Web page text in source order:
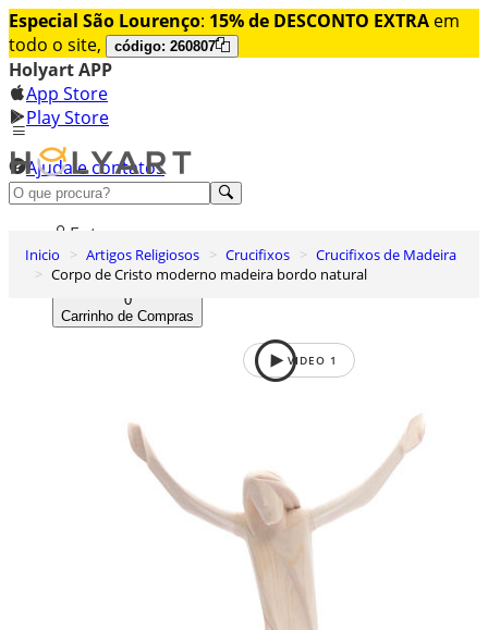
Especial São Lourenço: 15% de DESCONTO EXTRA em
todo o site,
código: 260807
Holyart APP
App Store
Play Store
Ajuda e contatos
Conheça premium
Entrar
Lista de Desejos
0
Carrinho de Compras
Inicio Artigos Religiosos Crucifixos
Crucifixos de Madeira
Corpo de Cristo moderno madeira bordo natural
VIDEO 1